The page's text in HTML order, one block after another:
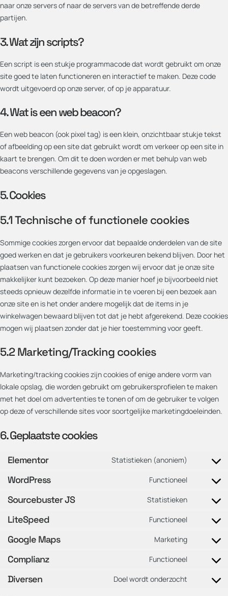
naar onze servers of naar de servers van de betreffende derde
partijen.
3. Wat zijn scripts?
Een script is een stukje programmacode dat wordt gebruikt om onze
site goed te laten functioneren en interactief te maken. Deze code
wordt uitgevoerd op onze server, of op je apparatuur.
4. Wat is een web beacon?
Een web beacon (ook pixel tag) is een klein, onzichtbaar stukje tekst
of afbeelding op een site dat gebruikt wordt om verkeer op een site in
kaart te brengen. Om dit te doen worden er met behulp van web
beacons verschillende gegevens van je opgeslagen.
5. Cookies
5.1 Technische of functionele cookies
Sommige cookies zorgen ervoor dat bepaalde onderdelen van de site
goed werken en dat je gebruikers voorkeuren bekend blijven. Door het
plaatsen van functionele cookies zorgen wij ervoor dat je onze site
makkelijker kunt bezoeken. Op deze manier hoef je bijvoorbeeld niet
steeds opnieuw dezelfde informatie in te voeren bij een bezoek aan
onze site en is het onder andere mogelijk dat de items in je
winkelwagen bewaard blijven tot dat je hebt afgerekend. Deze cookies
mogen wij plaatsen zonder dat je hier toestemming voor geeft.
5.2 Marketing/Tracking cookies
Marketing/tracking cookies zijn cookies of enige andere vorm van
lokale opslag, die worden gebruikt om gebruikersprofielen te maken
met het doel om advertenties te tonen of om de gebruiker te volgen
op deze of verschillende sites voor soortgelijke marketingdoeleinden.
6. Geplaatste cookies
Elementor Statistieken (anoniem)
WordPress Functioneel
Sourcebuster JS Statistieken
LiteSpeed Functioneel
Google Maps Marketing
Complianz Functioneel
Diversen Doel wordt onderzocht